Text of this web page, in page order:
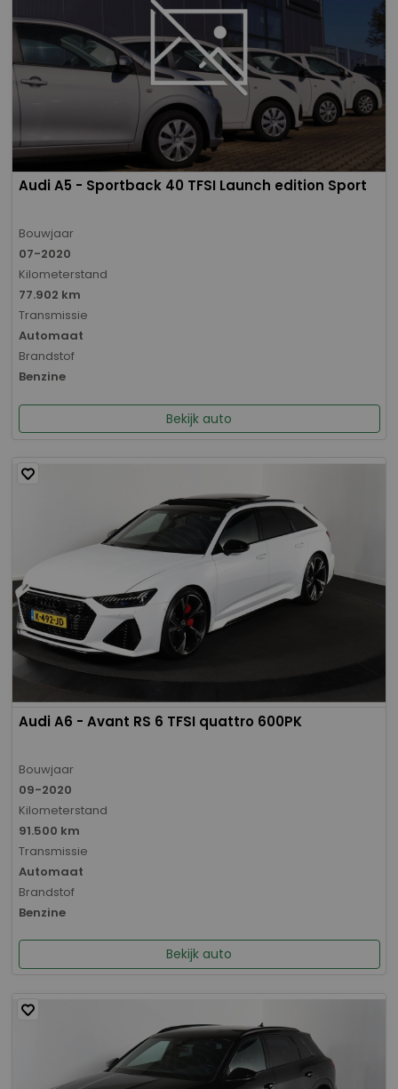
Audi A5 - Sportback 40 TFSI Launch edition Sport
Bouwjaar
07-2020
Kilometerstand
77.902 km
Transmissie
Automaat
Brandstof
Benzine
Bekijk auto
Audi A6 - Avant RS 6 TFSI quattro 600PK
Bouwjaar
09-2020
Kilometerstand
91.500 km
Transmissie
Automaat
Brandstof
Benzine
Bekijk auto